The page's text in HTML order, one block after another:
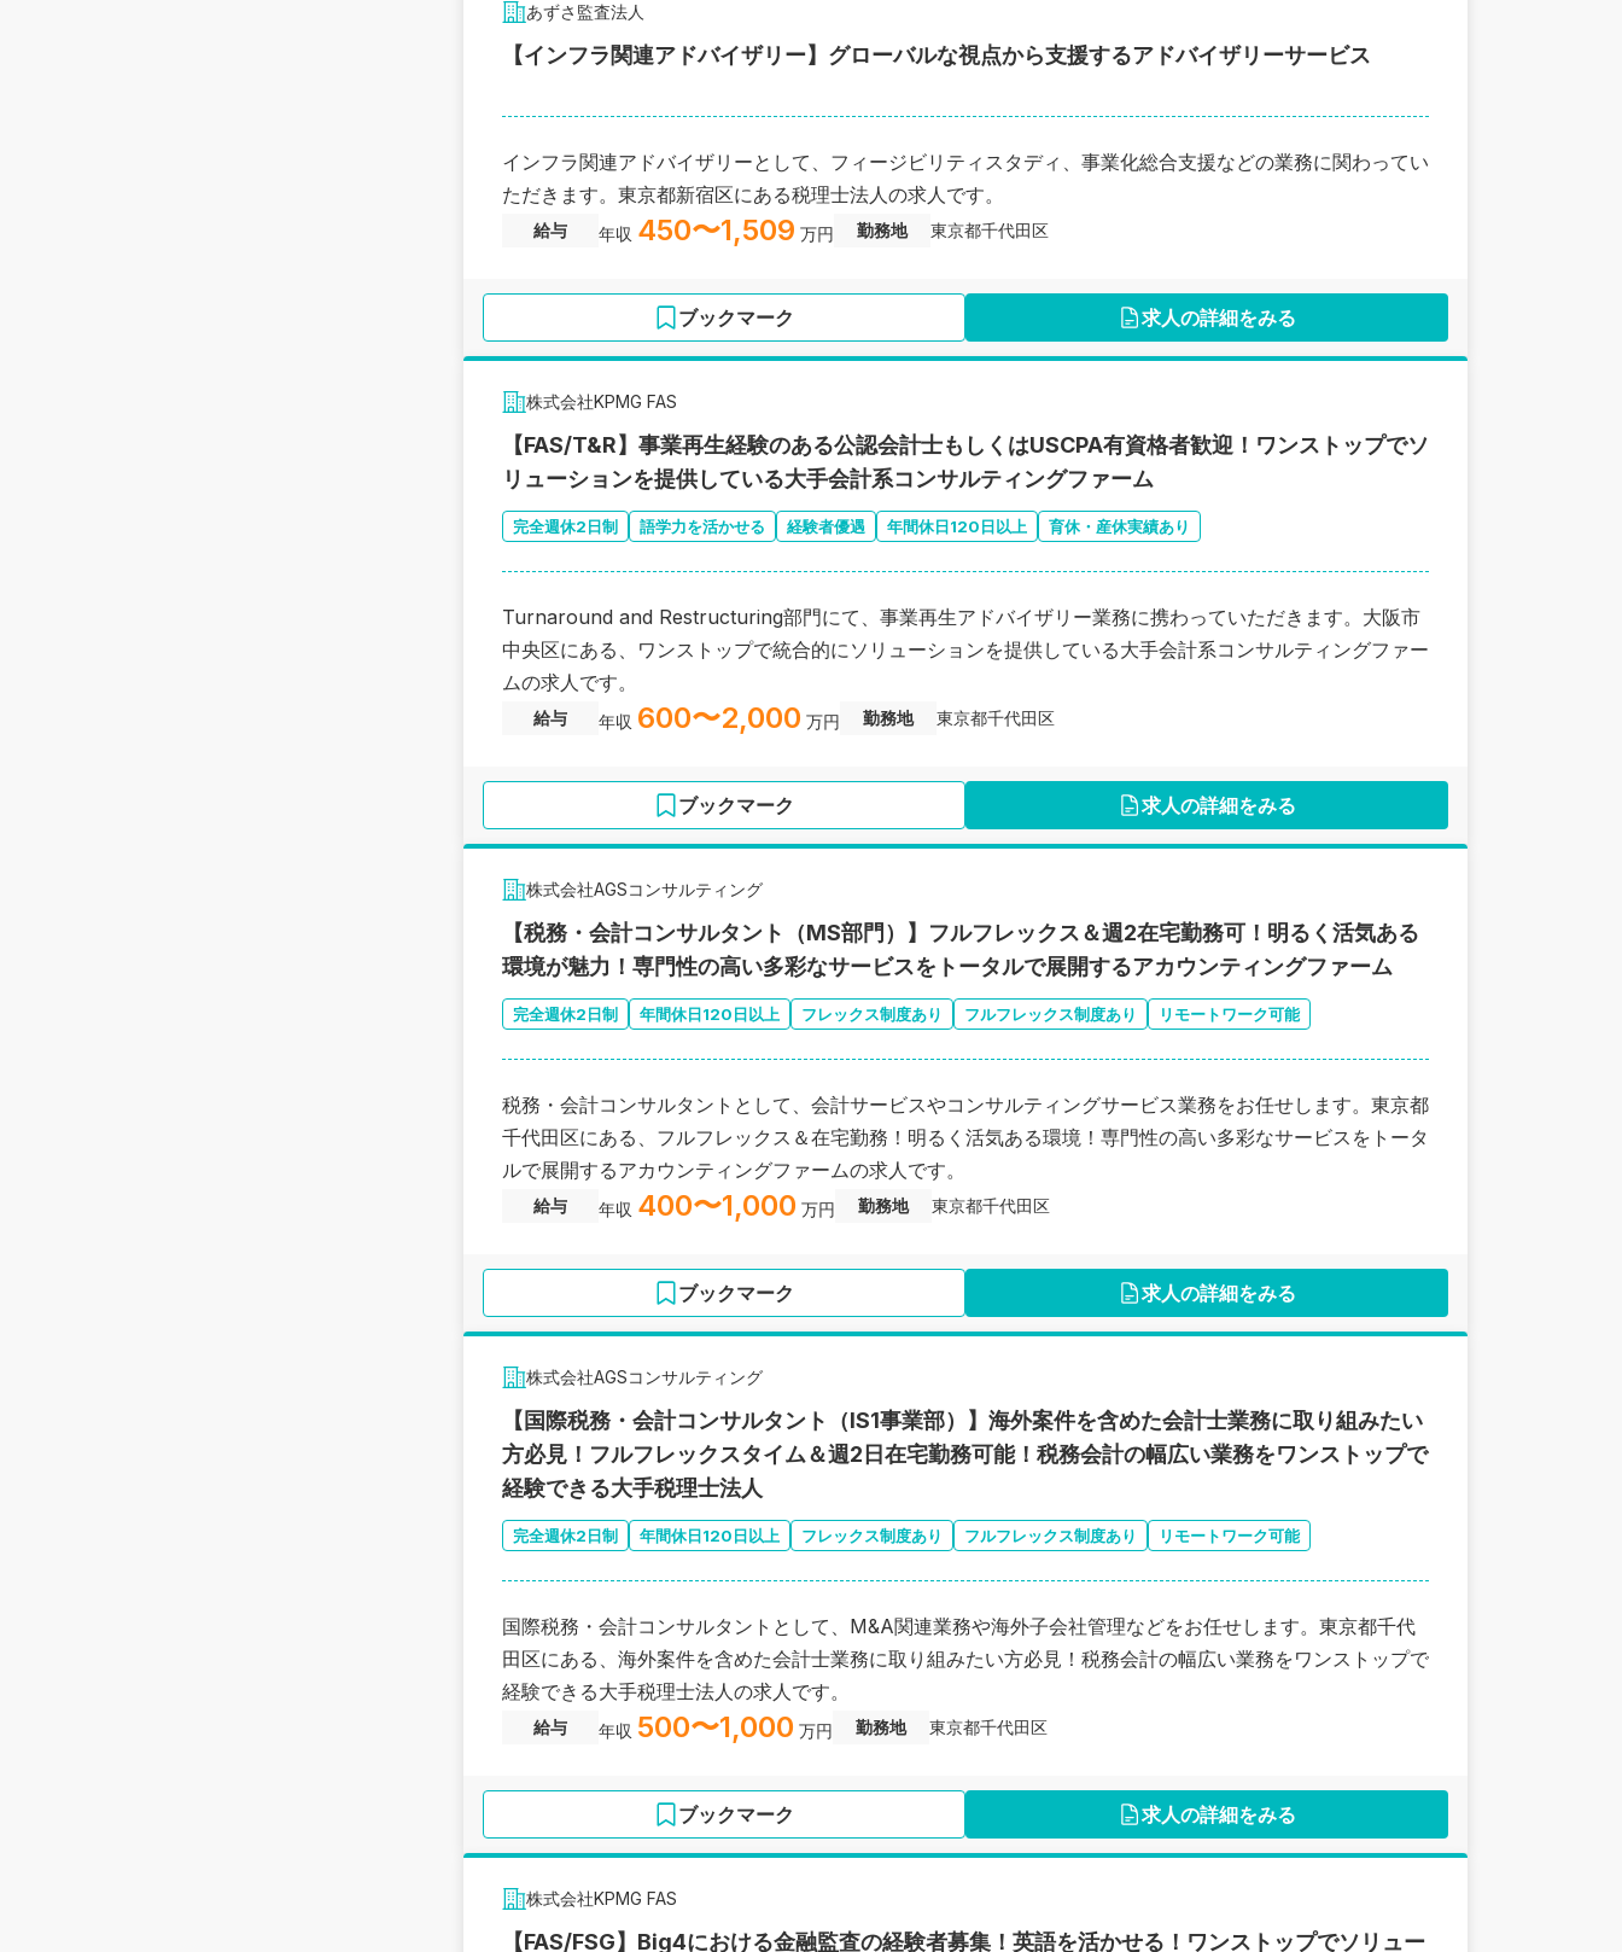
あずさ監査法人
【インフラ関連アドバイザリー】グローバルな視点から支援するアドバイザリーサービス
インフラ関連アドバイザリーとして、フィージビリティスタディ、事業化総合支援などの業務に関わってい
ただきます。東京都新宿区にある税理士法人の求人です。
給与 年収 450〜1,509 万円 勤務地 東京都千代田区
ブックマーク 求人の詳細をみる
株式会社KPMG FAS
【FAS/T&R】事業再生経験のある公認会計士もしくはUSCPA有資格者歓迎！ワンストップでソ
リューションを提供している大手会計系コンサルティングファーム
完全週休2日制 語学力を活かせる 経験者優遇 年間休日120日以上 育休・産休実績あり
Turnaround and Restructuring部門にて、事業再生アドバイザリー業務に携わっていただきます。大阪市
中央区にある、ワンストップで統合的にソリューションを提供している大手会計系コンサルティングファー
ムの求人です。
給与 年収 600〜2,000 万円 勤務地 東京都千代田区
ブックマーク 求人の詳細をみる
株式会社AGSコンサルティング
【税務・会計コンサルタント（MS部門）】フルフレックス＆週2在宅勤務可！明るく活気ある
環境が魅力！専門性の高い多彩なサービスをトータルで展開するアカウンティングファーム
完全週休2日制 年間休日120日以上 フレックス制度あり フルフレックス制度あり リモートワーク可能
税務・会計コンサルタントとして、会計サービスやコンサルティングサービス業務をお任せします。東京都
千代田区にある、フルフレックス＆在宅勤務！明るく活気ある環境！専門性の高い多彩なサービスをトータ
ルで展開するアカウンティングファームの求人です。
給与 年収 400〜1,000 万円 勤務地 東京都千代田区
ブックマーク 求人の詳細をみる
株式会社AGSコンサルティング
【国際税務・会計コンサルタント（IS1事業部）】海外案件を含めた会計士業務に取り組みたい
方必見！フルフレックスタイム＆週2日在宅勤務可能！税務会計の幅広い業務をワンストップで
経験できる大手税理士法人
完全週休2日制 年間休日120日以上 フレックス制度あり フルフレックス制度あり リモートワーク可能
国際税務・会計コンサルタントとして、M&A関連業務や海外子会社管理などをお任せします。東京都千代
田区にある、海外案件を含めた会計士業務に取り組みたい方必見！税務会計の幅広い業務をワンストップで
経験できる大手税理士法人の求人です。
給与 年収 500〜1,000 万円 勤務地 東京都千代田区
ブックマーク 求人の詳細をみる
株式会社KPMG FAS
【FAS/FSG】Big4における金融監査の経験者募集！英語を活かせる！ワンストップでソリュー